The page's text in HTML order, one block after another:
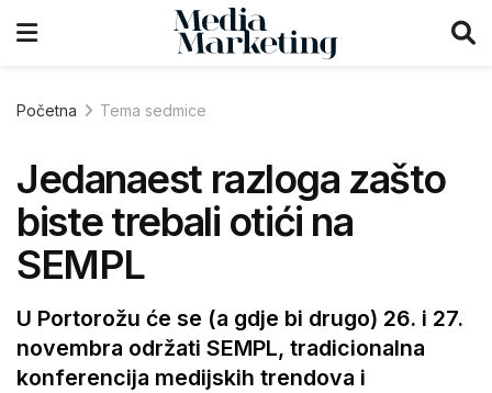
Početna Tema sedmice
Jedanaest razloga zašto
biste trebali otići na
SEMPL
U Portorožu će se (a gdje bi drugo) 26. i 27.
novembra održati SEMPL, tradicionalna
konferencija medijskih trendova i